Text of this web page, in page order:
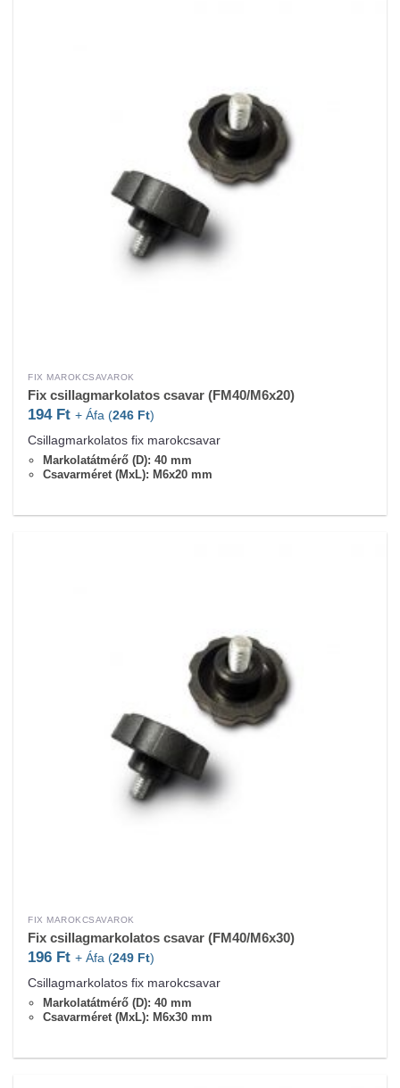
FIX MAROKCSAVAROK
Fix csillagmarkolatos csavar (FM40/M6x20)
194 Ft + Áfa (246 Ft)
Csillagmarkolatos fix marokcsavar
Markolatátmérő (D): 40 mm
Csavarméret (MxL): M6x20 mm
FIX MAROKCSAVAROK
Fix csillagmarkolatos csavar (FM40/M6x30)
196 Ft + Áfa (249 Ft)
Csillagmarkolatos fix marokcsavar
Markolatátmérő (D): 40 mm
Csavarméret (MxL): M6x30 mm